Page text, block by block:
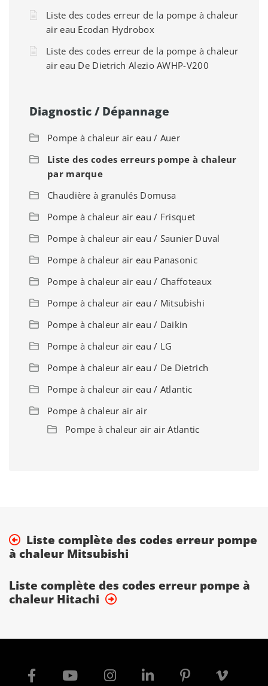
Liste des codes erreur de la pompe à chaleur
air eau Ecodan Hydrobox
Liste des codes erreur de la pompe à chaleur
air eau De Dietrich Alezio AWHP-V200
Diagnostic / Dépannage
Pompe à chaleur air eau / Auer
Liste des codes erreurs pompe à chaleur
par marque
Chaudière à granulés Domusa
Pompe à chaleur air eau / Frisquet
Pompe à chaleur air eau / Saunier Duval
Pompe à chaleur air eau Panasonic
Pompe à chaleur air eau / Chaffoteaux
Pompe à chaleur air eau / Mitsubishi
Pompe à chaleur air eau / Daikin
Pompe à chaleur air eau / LG
Pompe à chaleur air eau / De Dietrich
Pompe à chaleur air eau / Atlantic
Pompe à chaleur air air
Pompe à chaleur air air Atlantic
Liste complète des codes erreur pompe
à chaleur Mitsubishi
Liste complète des codes erreur pompe à
chaleur Hitachi